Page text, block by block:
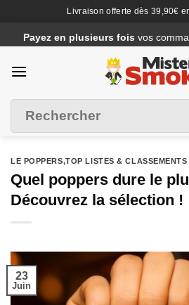
Livraison offerte dès 39,90€
au
contenu
Payez en plusieurs fois vos
pour :
LE POPPERS,TOP LISTES & CLASSEMENTS
Quel poppers dure le
Découvrez la sélection !
23
Juin